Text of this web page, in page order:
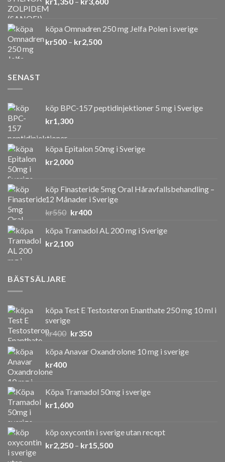
kr3,600
köpa Omnadren 250 mg Jelfa Polen i sverige
kr500 – kr2,500Prisintervall:
SENAST
köp BPC-157 peptidinjektioner 5 mg i Sverige
kr1,300
köpa Epitalon 50mg i Sverige
kr2,000
köp Finasteride 5mg Oral Håravfallsbehandling –
12 Månader i Sverige
kr550 Det
priset
var:
kr400Det
priset
köpa Tramadol AL 200 mg i Sverige
kr2,100
BÄSTSÄLJARE
köpa Test E Testosteron Enanthate 250 mg 10 ml i
sverige
kr400 Det
priset
kr350Det
priset
köpa Anavar Oxandrolone 10 mg i sverige
kr400
Köpa Tramadol 50mg i sverige
kr1,600
köp oxycontin i sverige utan recept
kr2,250 – kr15,500Prisintervall: